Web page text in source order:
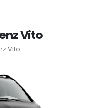
Vito
Vito